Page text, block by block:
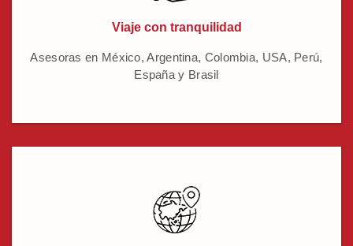
Viaje con tranquilidad
Asesoras en México, Argentina, Colombia, USA, Perú,
España y Brasil